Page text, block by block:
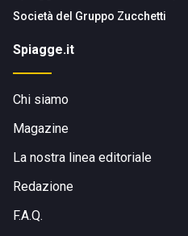
Società del Gruppo Zucchetti
Spiagge.it
Chi siamo
Magazine
La nostra linea editoriale
Redazione
F.A.Q.